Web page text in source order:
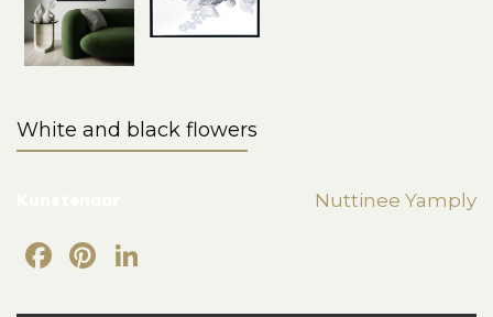
White and black flowers
Nuttinee Yamply
Facebook
Pinterest